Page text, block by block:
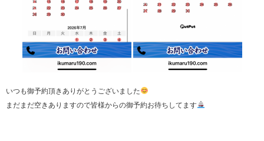
いつも御予約頂きありがとうございました
まだまだ空きありますので皆様からの御予約お待ちしてます